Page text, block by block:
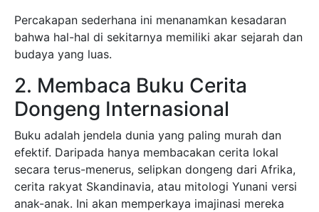
Percakapan sederhana ini menanamkan kesadaran
bahwa hal-hal di sekitarnya memiliki akar sejarah dan
budaya yang luas.
2. Membaca Buku Cerita
Dongeng Internasional
Buku adalah jendela dunia yang paling murah dan
efektif. Daripada hanya membacakan cerita lokal
secara terus-menerus, selipkan dongeng dari Afrika,
cerita rakyat Skandinavia, atau mitologi Yunani versi
anak-anak. Ini akan memperkaya imajinasi mereka